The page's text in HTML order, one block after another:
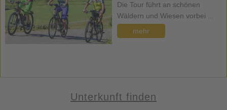
Die Tour führt an schönen
Wäldern und Wiesen vorbei ...
mehr
Unterkunft finden